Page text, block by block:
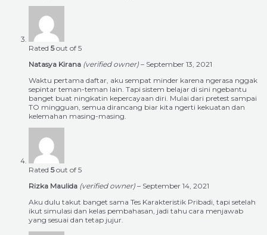
Rated 5out of 5
Natasya Kirana (verified owner) – September 13, 2021
Waktu pertama daftar, aku sempat minder karena ngerasa nggak
sepintar teman-teman lain. Tapi sistem belajar di sini ngebantu
banget buat ningkatin kepercayaan diri. Mulai dari pretest sampai
TO mingguan, semua dirancang biar kita ngerti kekuatan dan
kelemahan masing-masing.
Rated 5out of 5
Rizka Maulida (verified owner) – September 14, 2021
Aku dulu takut banget sama Tes Karakteristik Pribadi, tapi setelah
ikut simulasi dan kelas pembahasan, jadi tahu cara menjawab
yang sesuai dan tetap jujur.